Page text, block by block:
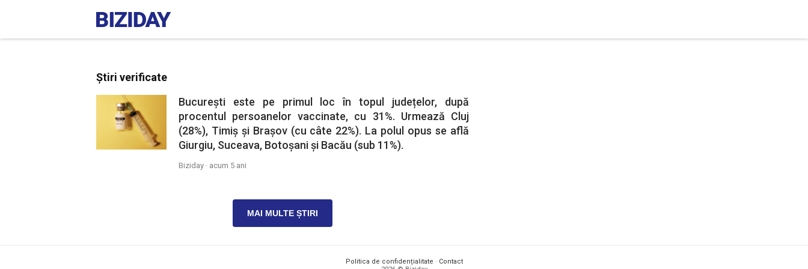
Știri verificate
București este pe primul loc în topul județelor, după
procentul persoanelor vaccinate, cu 31%. Urmează Cluj
(28%), Timiș și Brașov (cu câte 22%). La polul opus se află
Giurgiu, Suceava, Botoșani și Bacău (sub 11%).
Biziday · acum 5 ani
MAI MULTE ȘTIRI
Politica de confidențialitate · Contact